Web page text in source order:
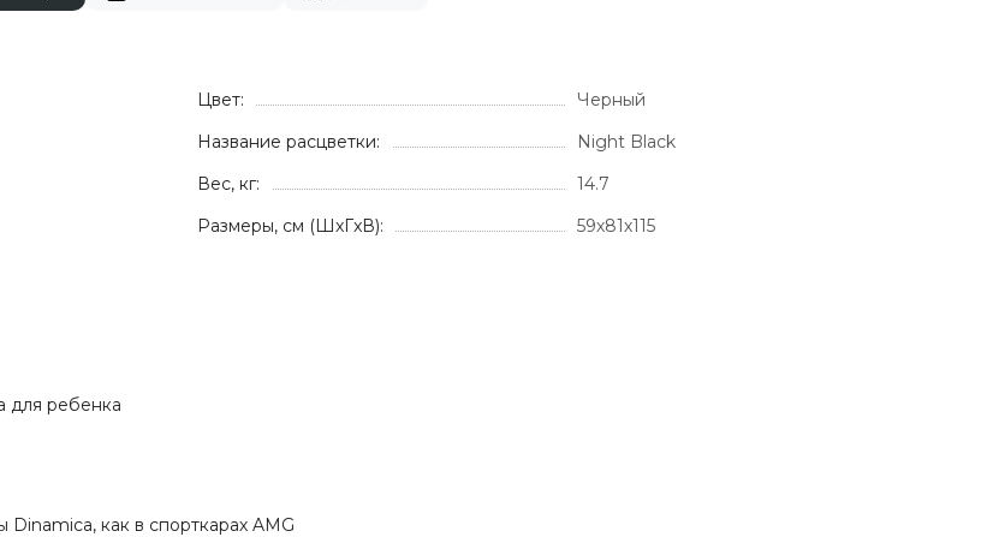
Цвет:
Черный
Название расцветки:
Night Black
Вес, кг:
14.7
Размеры, см (ШxГxВ):
59х81х115
для ребенка
как в спорткарах AMG